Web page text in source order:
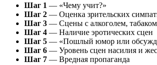
Шаг 1 — «Чему учит?»
Шаг 2 — Оценка зрительских
Шаг 3 — Сцены с алкоголем,
Шаг 4 — Наличие эротических сцен
Шаг 5 — «Пошлый юмор или
Шаг 6 — Уровень сцен насилия и
Шаг 7 — Вредная пропаганда